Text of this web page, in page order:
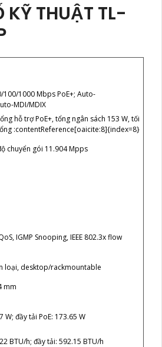
KỸ THUẬT TL-
100/1000 Mbps PoE+; Auto-
MDI/MDIX
hỗ trợ PoE+, tổng ngân sách 153 W, tối
:contentReference[oaicite:8]{index=8}
chuyển gói 11.904 Mpps
IGMP Snooping, IEEE 802.3x flow
loại, desktop/rackmountable
mm
W; đầy tải PoE: 173.65 W
BTU/h; đầy tải: 592.15 BTU/h